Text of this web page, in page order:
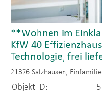
**Wohnen im
KfW 40
Technologie, frei
21376 Salzhausen,
Objekt ID: